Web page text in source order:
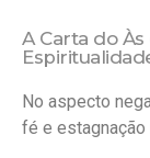
A Carta do
No aspecto
fé e estagnação